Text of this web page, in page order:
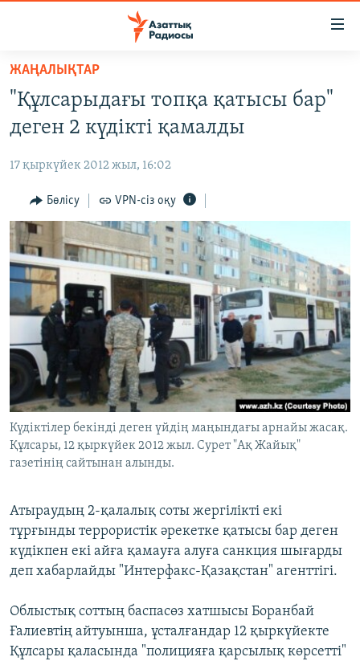
Skip
main
content
to
Navigation
Skip
Search
ЖАҢАЛЫҚТАР
САЯСАТ
ҚАҢТАР ОҚИҒАСЫ
АДАМ ҚҰҚЫҚТАРЫ
ӘЛЕУМЕТ
ӘЛЕМ
АРНАЙЫ ЖОБАЛАР
Русский
ЖАЗЫЛЫҢЫЗ
Басқа тілдерде
ЖАҢАЛЫҚТАР
"Құлсарыдағы топқа қатысы бар"
деген 2 күдікті қамалды
17 қыркүйек 2012 жыл, 16:02
Бөлісу VPN-сіз оқу
Күдіктілер бекінді деген үйдің маңындағы арнайы жасақ.
Құлсары, 12 қыркүйек 2012 жыл. Сурет "Ақ Жайық"
газетінің сайтынан алынды.
Атыраудың 2-қалалық соты жергілікті екі
тұрғынды террористік әрекетке қатысы бар деген
күдікпен екі айға қамауға алуға санкция шығарды
деп хабарлайды "Интерфакс-Қазақстан" агенттігі.
Облыстық соттың баспасөз хатшысы Боранбай
Ғалиевтің айтуынша, ұсталғандар 12 қыркүйекте
Құлсары қаласында "полицияға қарсылық көрсетті"